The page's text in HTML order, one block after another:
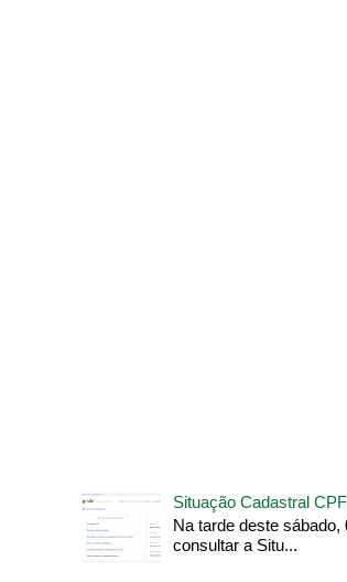
Situação Cadastral
Na tarde deste
consultar a Situ...